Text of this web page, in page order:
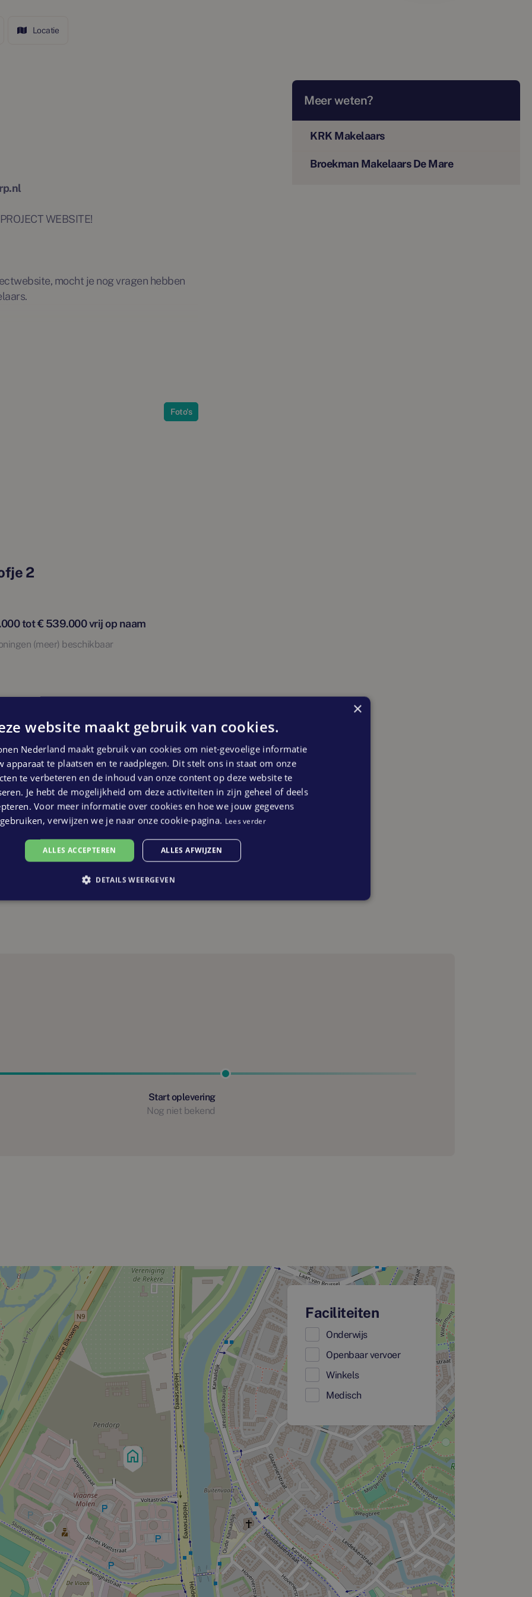
Locatie
WEBSITE!
mocht je nog vragen hebben
het Noord-Hollands kanaal en de
langs het Noord-Hollands Kanaal.
liggen de duinen en het strand. En
in de geest van oorspronkelijke
Dit unieke hofje, omringd door groen
parkeren is opgelost in het overdekte
1 tm 8 hebben 2 parkeerplaatsen
1 parkeerplaats.
privé dektuin.
samenkomen. In dit woonhofje draait
met privé achtertuinen vormen samen
thuiskomt. De auto kan je parkeren op
water de hoofdrol spelen en waar
van de architect Abe
met vijver van de bekende
in het herontwerp van Pendorp. De
bouwen, maar ook om
koffie en een gezellig praatje met je
verbindingen. Via deze wegen zijn
je met openbaar vervoer? Het
fietsen en de dichtstbijzijnde
Foto's
2
tot € 539.000 vrij op naam
(meer) beschikbaar
1
tot € 597.000 vrij op naam
(meer) beschikbaar
Meer weten?
KRK Makelaars
Broekman Makelaars De Mare
Start oplevering
Nog niet bekend
Faciliteiten
Onderwijs
Openbaar vervoer
Winkels
Medisch
×
website maakt gebruik van cookies.
Nederland maakt gebruik van cookies om niet-gevoelige informatie
apparaat te plaatsen en te raadplegen. Dit stelt ons in staat om onze
te verbeteren en de inhoud van onze content op deze website te
Je hebt de mogelijkheid om deze activiteiten in zijn geheel of deels
Voor meer informatie over cookies en hoe we jouw gegevens
gebruiken, verwijzen we je naar onze cookie-pagina. Lees verder
ALLES ACCEPTEREN ALLES AFWIJZEN
DETAILS WEERGEVEN